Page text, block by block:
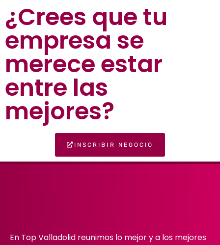
¿Crees que tu
empresa se
merece estar
entre las
mejores?
INSCRIBIR NEGOCIO
En Top Valladolid reunimos lo mejor y a los mejores